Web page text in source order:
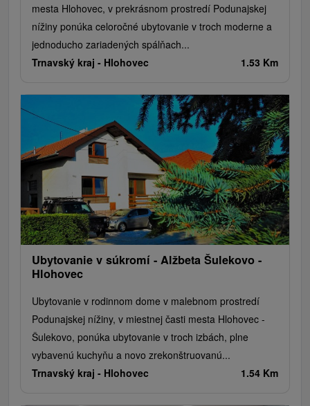
mesta Hlohovec, v prekrásnom prostredí Podunajskej
nížiny ponúka celoročné ubytovanie v troch moderne a
jednoducho zariadených spálňach...
Trnavský kraj - Hlohovec 1.53 Km
Ubytovanie v súkromí - Alžbeta Šulekovo -
Hlohovec
Ubytovanie v rodinnom dome v malebnom prostredí
Podunajskej nížiny, v miestnej časti mesta Hlohovec -
Šulekovo, ponúka ubytovanie v troch izbách, plne
vybavenú kuchyňu a novo zrekonštruovanú...
Trnavský kraj - Hlohovec 1.54 Km